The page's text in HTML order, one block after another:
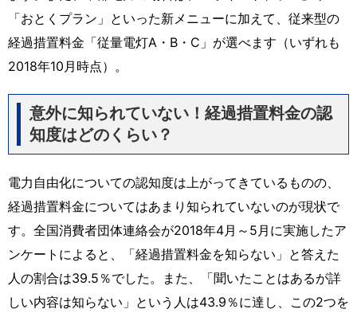
「おとくプラン」といった新メニューに加えて、従来型の
経過措置料金「従量電灯A・B・C」が選べます（いずれも
2018年10月時点）。
意外に知られていない！経過措置料金の認
知度はどのくらい？
電力自由化についての認知度は上がってきているものの、
経過措置料金についてはあまり知られていないのが現状で
す。全国消費者団体連絡会が2018年4月～5月に実施したア
ンケートによると、「経過措置料金を知らない」と答えた
人の割合は39.5％でした。また、「聞いたことはあるが詳
しい内容は知らない」という人は43.9％に達し、この2つを